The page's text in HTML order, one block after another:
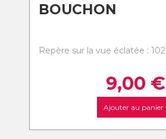
BOUCHON
Repère sur la vue éclatée : 102
9,00 €
Ajouter au panier